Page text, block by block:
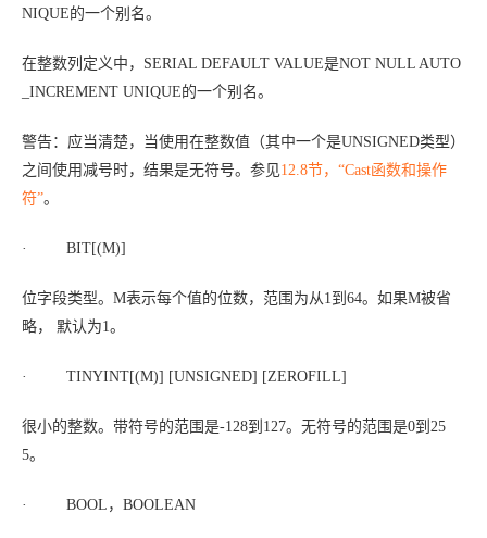
NIQUE的一个别名。
在整数列定义中，SERIAL DEFAULT VALUE是NOT NULL AUTO
_INCREMENT UNIQUE的一个别名。
警告： 应当清楚，当使用在整数值（其中一个是UNSIGNED类型）
之间使用减号时，结果是无符号。参见12.8节，“Cast函数和操作
符”。
· BIT[(M)]
位字段类型。 M表示每个值的位数，范围为从1到64。如果M被省
略， 默认为1。
· TINYINT[(M)] [UNSIGNED] [ZEROFILL]
很小的整数。带符号的范围是-128到127。无符号的范围是0到25
5。
· BOOL，BOOLEAN